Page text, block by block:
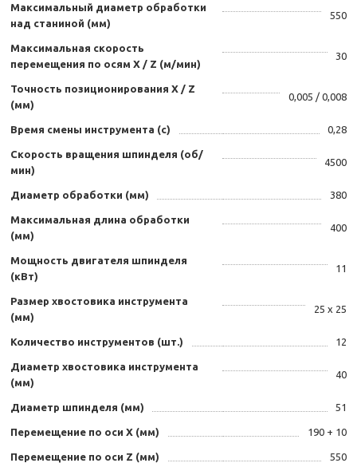
Максимальный диаметр обработки
над станиной (мм)
550
Максимальная скорость
перемещения по осям Х / Z (м/мин)
30
Точность позиционирования Х / Z
(мм)
0,005 / 0,008
Время смены инструмента (с) 0,28
Скорость вращения шпинделя (об/
мин)
4500
Диаметр обработки (мм) 380
Максимальная длина обработки
(мм)
400
Мощность двигателя шпинделя
(кВт)
11
Размер хвостовика инструмента
(мм)
25 х 25
Количество инструментов (шт.) 12
Диаметр хвостовика инструмента
(мм)
40
Диаметр шпинделя (мм) 51
Перемещение по оси X (мм) 190 + 10
Перемещение по оси Z (мм) 550